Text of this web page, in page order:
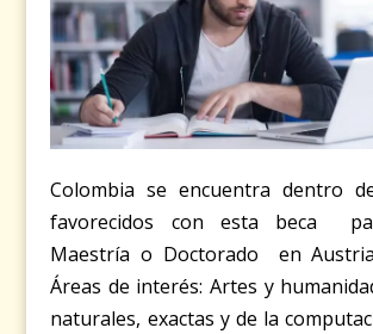
Colombia se encuentra dentro
favorecidos con esta beca
Maestría o Doctorado en
Áreas de interés: Artes y
naturales, exactas y de la